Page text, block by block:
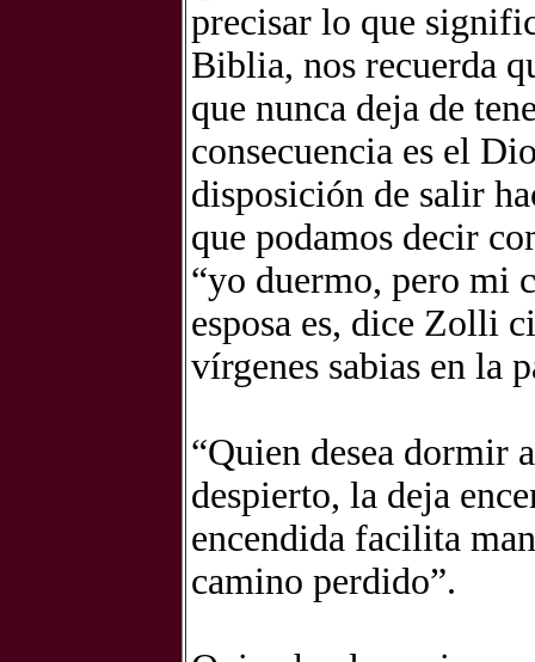
precisar lo que
Biblia, nos recuerda
que nunca deja de
consecuencia es el
disposición de salir
que podamos decir
“yo duermo, pero mi
esposa es, dice Zolli
vírgenes sabias en la
“Quien desea dormir
despierto, la deja
encendida facilita
camino perdido”.